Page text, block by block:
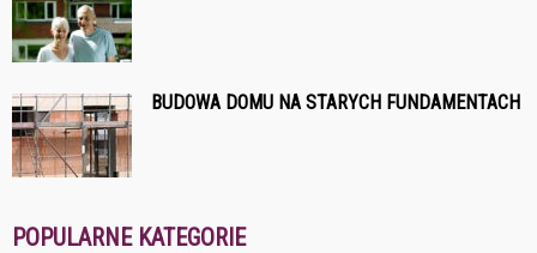
BUDOWA DOMU NA STARYCH FUNDAMENTACH
POPULARNE KATEGORIE